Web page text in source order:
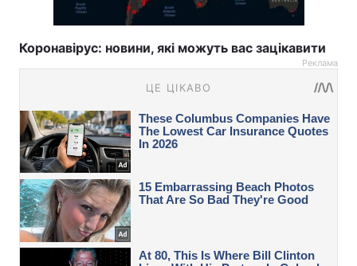
Коронавірус: новини, які можуть вас зацікавити
Реклама